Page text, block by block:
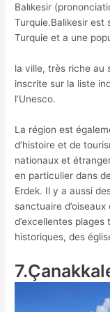
Balıkesir
Turquie.Balikesir est
Turquie et a une
la ville, très riche au
inscrite sur la liste
l’Unesco.
La région est
d’histoire et de
nationaux et
en particulier dans
Erdek. Il y a aussi
sanctuaire
d’excellentes plages
historiques, des